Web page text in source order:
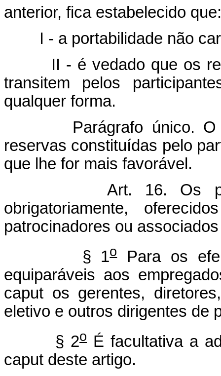
anterior, fica estabelecido que:
I - a portabilidade não
II - é vedado que os
transitem pelos
qualquer forma.
Parágrafo único. O
reservas constituídas pelo
que lhe for mais favorável.
Art. 16. Os
obrigatoriamente,
patrocinadores ou
§ 1oPara os
equiparáveis aos
caput os gerentes,
eletivo e outros dirigentes de
§ 2o É facultativa a
caput deste artigo.